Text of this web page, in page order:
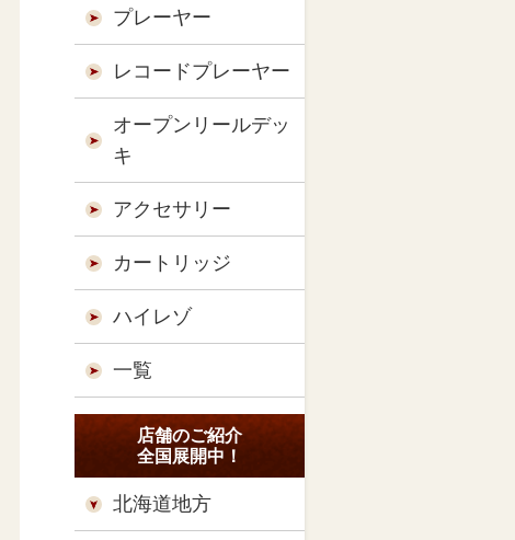
プレーヤー
レコードプレーヤー
オープンリールデッ
キ
アクセサリー
カートリッジ
ハイレゾ
一覧
店舗のご紹介
全国展開中！
北海道地方